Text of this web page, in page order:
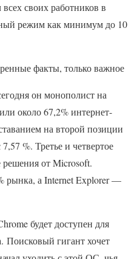
своих работников в
режим как минимум до 10
факты, только важное
он монополист на
около 67,2% интернет-
на второй позиции
%. Третье и четвертое
от Microsoft.
рынка, а Internet Explorer —
будет доступен для
Поисковый гигант хочет